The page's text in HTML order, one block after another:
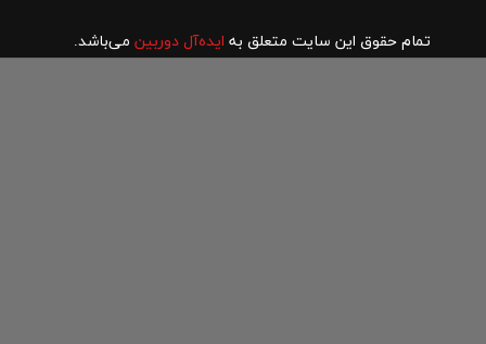
تمام حقوق این سایت متعلق به ایده‌آل دوربین می‌باشد.